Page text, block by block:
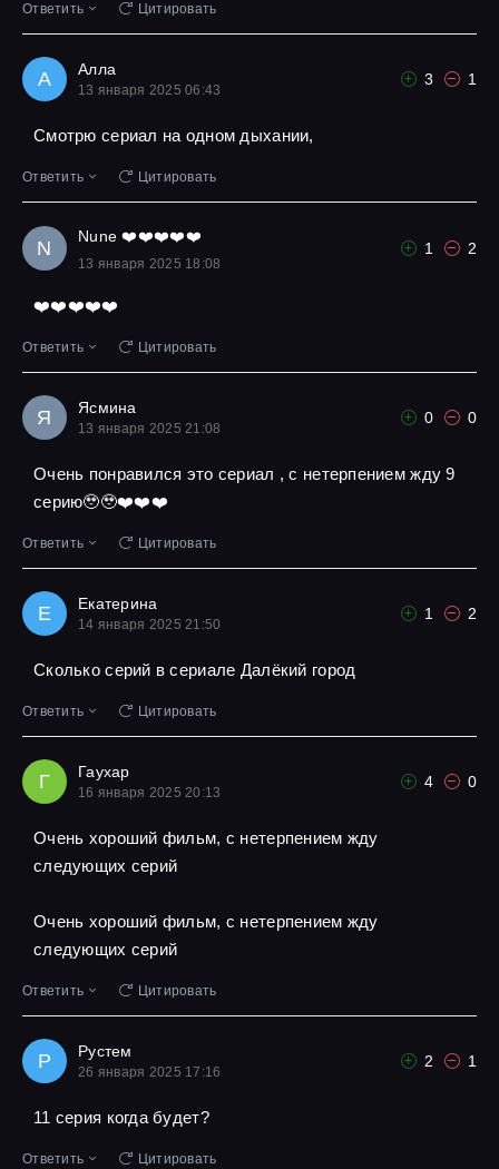
Ответить Цитировать
А Алла
13 января 2025 06:43
3 1
Смотрю сериал на одном дыхании,
Ответить Цитировать
N
Nune ❤️❤️❤️❤️❤️
13 января 2025 18:08
1 2
❤️❤️❤️❤️❤️
Ответить Цитировать
Я Ясмина
13 января 2025 21:08
0 0
Очень понравился это сериал , с нетерпением жду 9
серию🥹🥹❤️❤️❤️
Ответить Цитировать
Е Екатерина
14 января 2025 21:50
1 2
Сколько серий в сериале Далёкий город
Ответить Цитировать
Г Гаухар
16 января 2025 20:13
4 0
Очень хороший фильм, с нетерпением жду
следующих серий
Очень хороший фильм, с нетерпением жду
следующих серий
Ответить Цитировать
Р Рустем
26 января 2025 17:16
2 1
11 серия когда будет?
Ответить Цитировать